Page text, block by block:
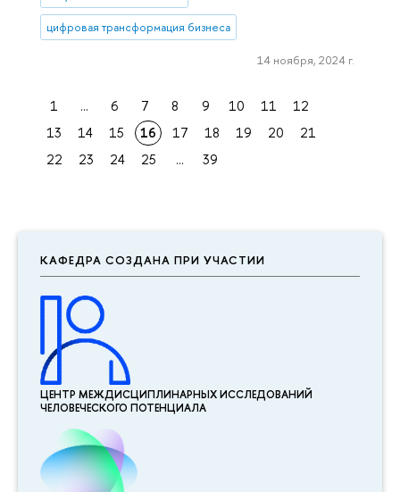
КАФЕДРА СОЗДАНА ПРИ УЧАСТИИ
ЦЕНТР МЕЖДИСЦИПЛИНАР­НЫХ ИССЛЕДОВАНИЙ
ЧЕЛОВЕЧЕСКОГО ПОТЕНЦИАЛА
цифровая трансформация бизнеса
14 ноября, 2024 г.
1 ... 6 7 8 9 10 11
12
13
14 15 16 17 18 19 20
21
22
23 24 25 ... 39